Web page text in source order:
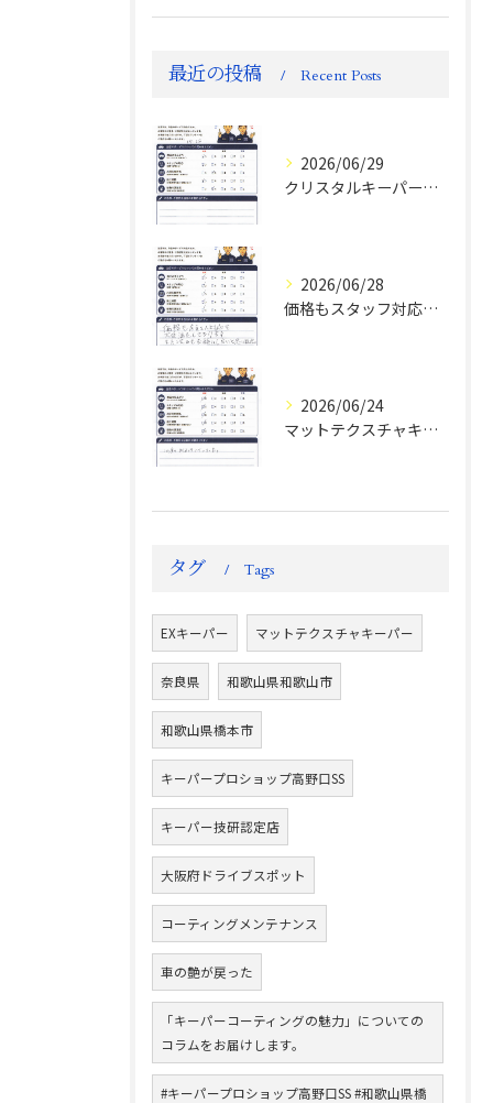
最近の投稿 Recent Posts
2026/06/29
クリスタルキーパー評判
2026/06/28
価格もスタッフ対応も大変満足！ランドクルーザーFJお客様の声
2026/06/24
マットテクスチャキーパー施工後のお客様の声
タグ Tags
EXキーパー マットテクスチャキーパー
奈良県 和歌山県和歌山市
和歌山県橋本市
キーパープロショップ高野口SS
キーパー技研認定店
大阪府ドライブスポット
コーティングメンテナンス
車の艶が戻った
「キーパーコーティングの魅力」についての
コラムをお届けします。
#キーパープロショップ高野口SS #和歌山県橋